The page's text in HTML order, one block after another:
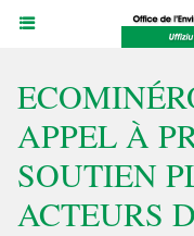
APPEL À
SOUTIEN
ACTEURS